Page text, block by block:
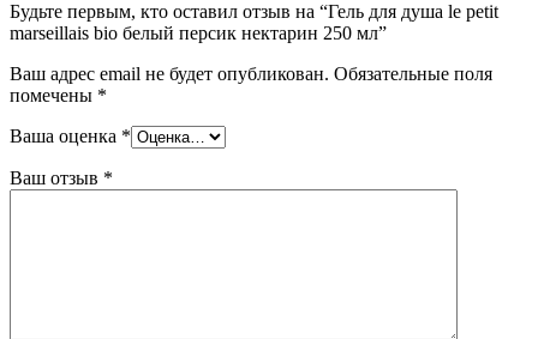
Будьте первым, кто оставил отзыв на “Гель для душа le petit
marseillais bio белый персик нектарин 250 мл”
Ваш адрес email не будет опубликован. Обязательные поля
помечены *
Ваша оценка *
Ваш отзыв *